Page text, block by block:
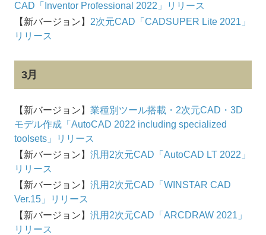
CAD「Inventor Professional 2022」リリース
【新バージョン】 2次元CAD「CADSUPER Lite 2021」
リリース
3月
【新バージョン】 業種別ツール搭載・2次元CAD・3D
モデル作成「AutoCAD 2022 including specialized
toolsets」リリース
【新バージョン】 汎用2次元CAD「AutoCAD LT 2022」
リリース
【新バージョン】 汎用2次元CAD「WINSTAR CAD
Ver.15」リリース
【新バージョン】 汎用2次元CAD「ARCDRAW 2021」
リリース